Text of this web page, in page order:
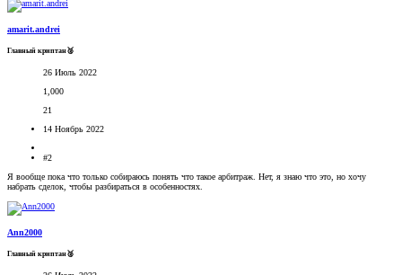
amarit.andrei
Главный криптан🥈
26 Июль 2022
1,000
21
14 Ноябрь 2022
#2
Я вообще пока что только собираюсь понять что такое арбитраж. Нет, я знаю что это, но хочу
набрать сделок, чтобы разбираться в особенностях.
Ann2000
Главный криптан🥈